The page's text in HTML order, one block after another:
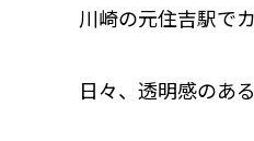
川崎の元住吉駅で
日々、透明感のあ